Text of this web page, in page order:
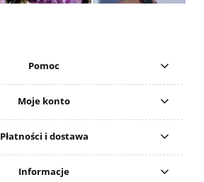
Pomoc
Moje konto
Płatności i dostawa
Informacje